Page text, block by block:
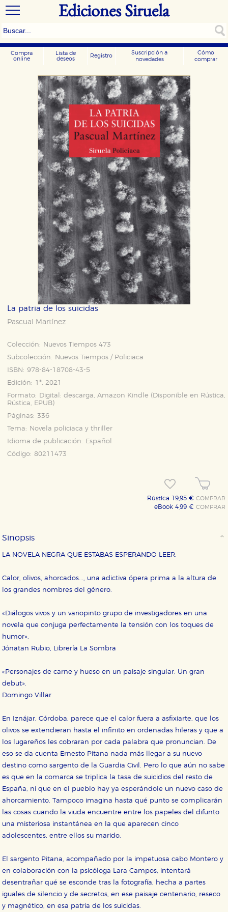
Ediciones Siruela
Compra
online
Lista de
deseos
Registro
Suscripción a
novedades
Cómo
comprar
La patria de los suicidas
Pascual Martínez
Colección:
Nuevos Tiempos 473
Subcolección:
Nuevos Tiempos / Policiaca
ISBN: 978-84-18708-43-5
Edición: 1ª, 2021
Formato:
Digital: descarga, Amazon Kindle (Disponible en Rústica,
Rústica, EPUB)
Páginas: 336
Tema:
Novela policiaca y thriller
Idioma de publicación:
Español
Código: 80211473
Rústica 19,95 €COMPRAR
eBook 4,99 €COMPRAR
Sinopsis
LA NOVELA NEGRA QUE ESTABAS ESPERANDO LEER.
Calor, olivos, ahorcados..., una adictiva ópera prima a la altura de
los grandes nombres del género.
«Diálogos vivos y un variopinto grupo de investigadores en una
novela que conjuga perfectamente la tensión con los toques de
humor».
Jónatan Rubio, Librería La Sombra
«Personajes de carne y hueso en un paisaje singular. Un gran
debut».
Domingo Villar
En Iznájar, Córdoba, parece que el calor fuera a asfixiarte, que los
olivos se extendieran hasta el infinito en ordenadas hileras y que a
los lugareños les cobraran por cada palabra que pronuncian. De
eso se da cuenta Ernesto Pitana nada más llegar a su nuevo
destino como sargento de la Guardia Civil. Pero lo que aún no sabe
es que en la comarca se triplica la tasa de suicidios del resto de
España, ni que en el pueblo hay ya esperándole un nuevo caso de
ahorcamiento. Tampoco imagina hasta qué punto se complicarán
las cosas cuando la viuda encuentre entre los papeles del difunto
una misteriosa instantánea en la que aparecen cinco
adolescentes, entre ellos su marido.
El sargento Pitana, acompañado por la impetuosa cabo Montero y
en colaboración con la psicóloga Lara Campos, intentará
desentrañar qué se esconde tras la fotografía, hecha a partes
iguales de silencio y de secretos, en ese paisaje centenario, reseco
y magnético, en esa patria de los suicidas.
CONFIGURACIÓN DE COOKIES
HABILITAR TODO
Cookies necesarias
Estas cookies son necesarias para que nuestro sitio
web funcione y no es posible deshabilitarlas desde
navegador, pero en ese caso es posible que algunas